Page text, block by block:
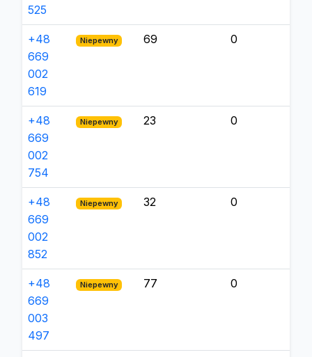
525
+48
669
002
619
Niepewny 69 0
+48
669
002
754
Niepewny 23 0
+48
669
002
852
Niepewny 32 0
+48
669
003
497
Niepewny 77 0